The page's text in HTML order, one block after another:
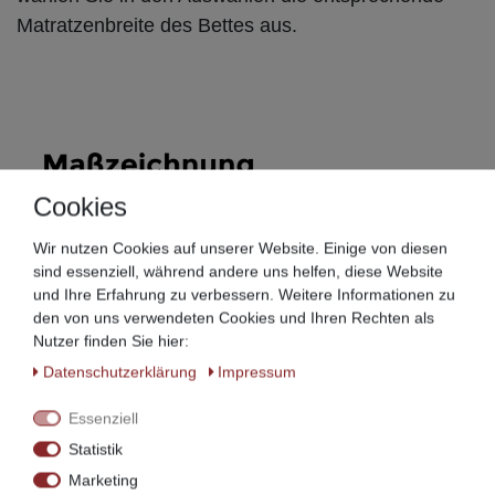
Matratzenbreite des Bettes aus.
Die Lieferung der Blende erfolgt unmontiert.
Alle wichtigen Versandinformationen finden Sie hier!
Cookies
Wir nutzen Cookies auf unserer Website. Einige von diesen
sind essenziell, während andere uns helfen, diese Website
und Ihre Erfahrung zu verbessern. Weitere Informationen zu
den von uns verwendeten Cookies und Ihren Rechten als
Nutzer finden Sie hier:
Daten­schutz­erklärung
Impressum
Essenziell
Statistik
Marketing